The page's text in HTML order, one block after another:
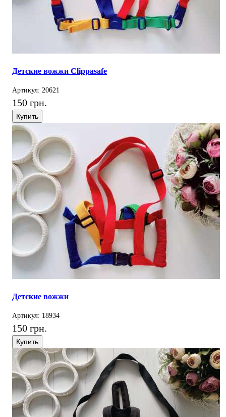
Детские вожжи Clippasafe
Артикул: 20621
150 грн.
Купить
Детские вожжи
Артикул: 18934
150 грн.
Купить